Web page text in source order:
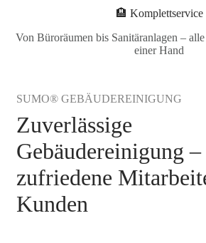
🏨 Komplettservice
Von Büroräumen bis Sanitäranlagen –
einer Hand
SUMO® GEBÄUDEREINIGUNG
Zuverlässige
Gebäudereinigung
zufriedene
Kunden